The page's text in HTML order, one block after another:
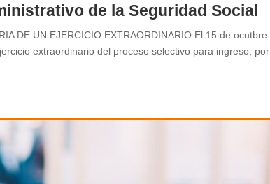
de la Seguridad Social
DE UN EJERCICIO EXTRAORDINARIO El 15 de ocutbre
extraordinario del proceso selectivo para ingreso, por